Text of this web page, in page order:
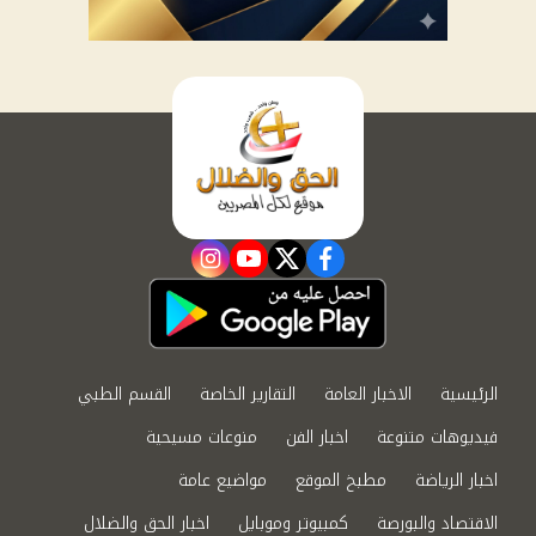
facebook
twitter
youtube
instagram
الرئيسية الاخبار العامة التقارير الخاصة
القسم الطبي
فيديوهات متنوعة
اخبار الفن
منوعات مسيحية
اخبار الرياضة
مطبخ الموقع
مواضيع عامة
الاقتصاد والبورصة
كمبيوتر وموبايل اخبار الحق والضلال